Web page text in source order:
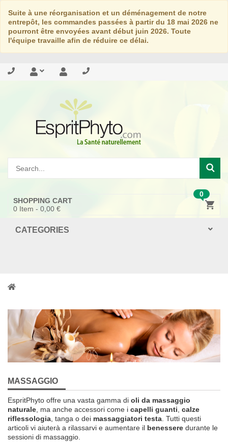
Suite à une réorganisation et un déménagement de notre
entrepôt, les commandes passées à partir du 18 mai 2026 ne
pourront être envoyées avant début juin 2026. Toute
l'équipe travaille afin de réduire ce délai.
0
SHOPPING CART
0 Item - 0,00 €
CATEGORIES
MASSAGGIO
EspritPhyto offre una vasta gamma di oli da massaggio
naturale , ma anche accessori come i capelli guanti calze
riflessologia , tanga o dei massaggiatori testa Tutti questi
articoli vi aiuterà a rilassarvi e aumentare il benessere durante le
sessioni di massaggio